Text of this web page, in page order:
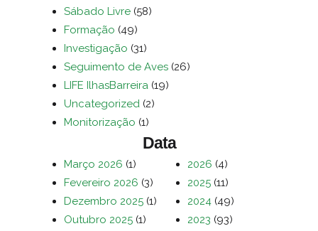
Sábado Livre (58)
Formação (49)
Investigação (31)
Seguimento de Aves (26)
LIFE IlhasBarreira (19)
Uncategorized (2)
Monitorização (1)
Data
Março 2026 (1)
Fevereiro 2026 (3)
Dezembro 2025 (1)
Outubro 2025 (1)
2026 (4)
2025 (11)
2024 (49)
2023 (93)